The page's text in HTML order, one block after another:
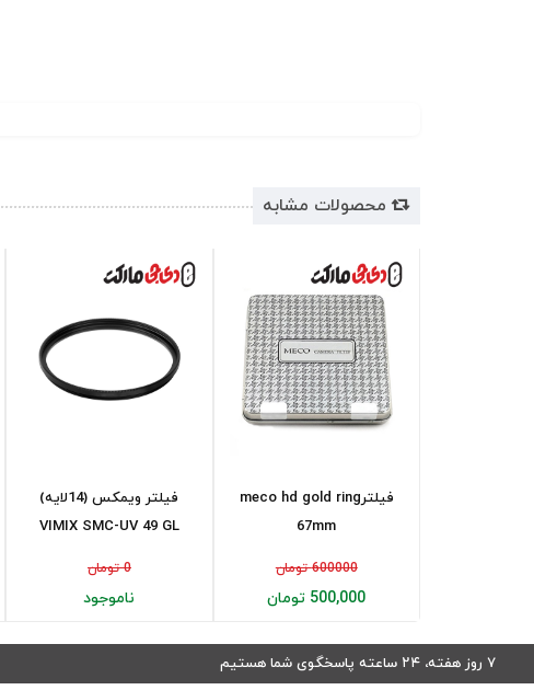
محصولات مشابه
فیلتر ویمکس (14لایه)
VIMIX SMC-UV 49 GL
0 تومان
ناموجود
فیلترmeco hd gold ring
67mm
600000 تومان
500,000 تومان
۷ روز هفته، ۲۴ ساعته پاسخگوی شما هستیم